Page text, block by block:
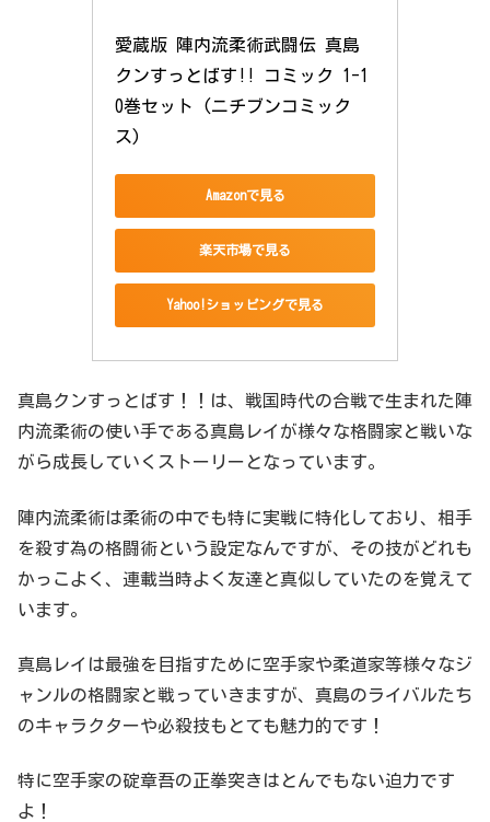
愛蔵版 陣内流柔術武闘伝 真島
クンすっとばす!! コミック 1-1
0巻セット (ニチブンコミック
ス)
Amazonで見る
楽天市場で見る
Yahoo!ショッピングで見る
真島クンすっとばす！！は、戦国時代の合戦で生まれた陣
内流柔術の使い手である真島レイが様々な格闘家と戦いな
がら成長していくストーリーとなっています。
陣内流柔術は柔術の中でも特に実戦に特化しており、相手
を殺す為の格闘術という設定なんですが、その技がどれも
かっこよく、連載当時よく友達と真似していたのを覚えて
います。
真島レイは最強を目指すために空手家や柔道家等様々なジ
ャンルの格闘家と戦っていきますが、真島のライバルたち
のキャラクターや必殺技もとても魅力的です！
特に空手家の碇章吾の正拳突きはとんでもない迫力です
よ！